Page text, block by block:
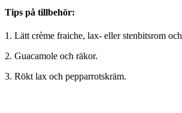
Tips på tillbehör:
1. Lätt crème fraiche, lax- eller stenbitsrom
2. Guacamole och räkor.
3. Rökt lax och pepparrotskräm.